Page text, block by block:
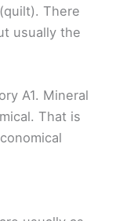
There
usually the
A1. Mineral
That is